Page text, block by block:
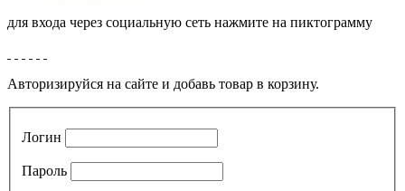
для входа через социальную сеть нажмите на пиктограмму
Авторизируйся на сайте и добавь товар в корзину.
Логин
Пароль